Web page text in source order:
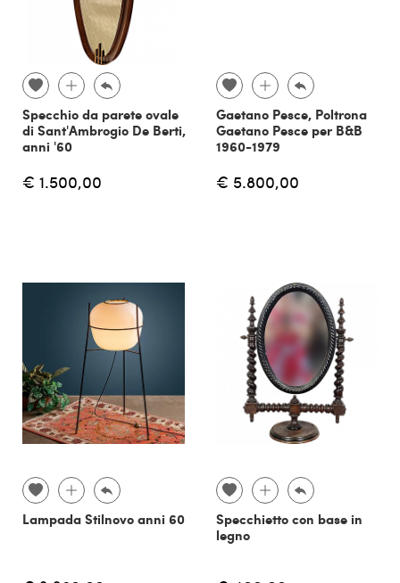
Specchio da parete ovale
di Sant'Ambrogio De Berti,
anni '60
€ 1.500,00
Gaetano Pesce, Poltrona
Gaetano Pesce per B&B
1960-1979
€ 5.800,00
Lampada Stilnovo anni 60
Specchietto con base in
legno